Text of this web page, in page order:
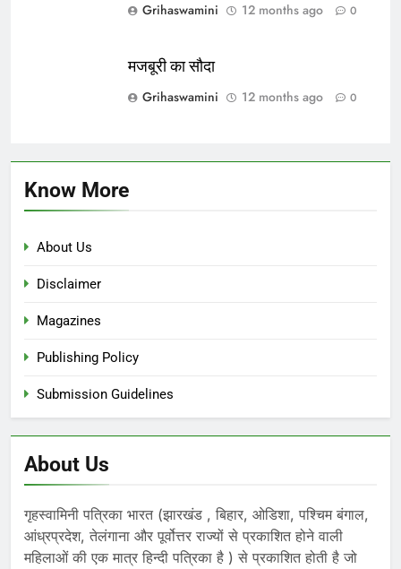
Grihaswamini
12 months ago 0
मजबूरी का सौदा
Grihaswamini
12 months ago 0
Know More
About Us
Disclaimer
Magazines
Publishing Policy
Submission Guidelines
About Us
गृहस्वामिनी पत्रिका भारत (झारखंड , बिहार, ओडिशा, पश्चिम बंगाल,
आंध्रप्रदेश, तेलंगाना और पूर्वोत्तर राज्यों से प्रकाशित होने वाली
महिलाओं की एक मात्र हिन्दी पत्रिका है ) से प्रकाशित होती है जो